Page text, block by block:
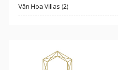
Văn Hoa Villas (2)